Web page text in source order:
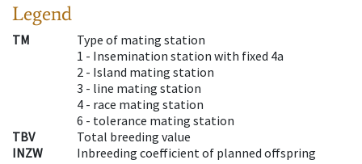
Legend
TM
Type of mating station
1 - Insemination station with fixed 4a
2 - Island mating station
3 - line mating station
4 - race mating station
6 - tolerance mating station
TBV
Total breeding value
INZW
Inbreeding coefficient of planned offspring